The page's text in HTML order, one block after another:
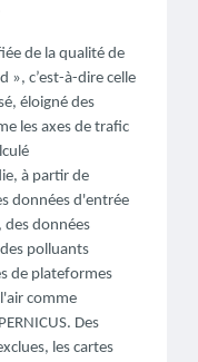
de la qualité de
», c’est-à-dire celle
éloigné des
les axes de trafic
à partir de
données d'entrée
données
polluants
de plateformes
comme
Des
les cartes